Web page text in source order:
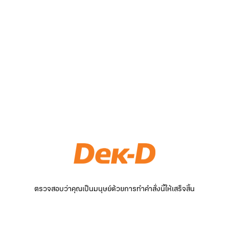
ตรวจสอบว่าคุณเป็นมนุษย์ด้วยการทำคำสั่งนี้ให้เสร็จสิ้น